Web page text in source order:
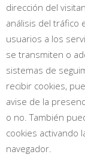
dirección del
análisis del tráfico
usuarios a los
se transmiten o
sistemas de
recibir cookies,
avise de la
o no. También
cookies activando
navegador.